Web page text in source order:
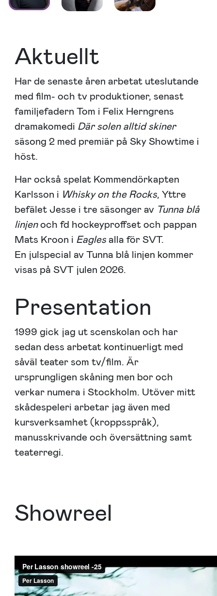
Aktuellt
Har de senaste åren arbetat uteslutande
med film- och tv produktioner, senast
familjefadern Tom i Felix Herngrens
dramakomedi Där solen alltid skiner
säsong 2 med premiär på Sky Showtime i
höst.
Har också spelat Kommendörkapten
Karlsson i Whisky on the Rocks, Yttre
befälet Jesse i tre säsonger av Tunna blå
linjenoch fd hockeyproffset och pappan
Mats Kroon i Eagles alla för SVT.
En julspecial av Tunna blå linjen kommer
visas på SVT julen 2026.
Presentation
1999 gick jag ut scenskolan och har
sedan dess arbetat kontinuerligt med
såväl teater som tv/film. Är
ursprungligen skåning men bor och
verkar numera i Stockholm. Utöver mitt
skådespeleri arbetar jag även med
kursverksamhet (kroppsspråk),
manusskrivande och översättning samt
teaterregi.
Showreel